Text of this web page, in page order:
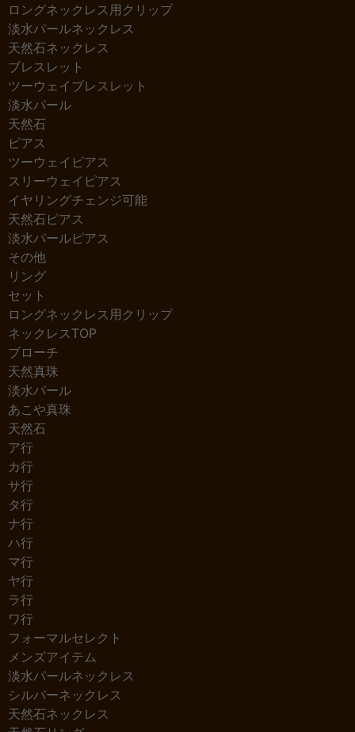
ロングネックレス用クリップ
淡水パールネックレス
天然石ネックレス
ブレスレット
ツーウェイブレスレット
淡水パール
天然石
ピアス
ツーウェイピアス
スリーウェイピアス
イヤリングチェンジ可能
天然石ピアス
淡水パールピアス
その他
リング
セット
ロングネックレス用クリップ
ネックレスTOP
ブローチ
天然真珠
淡水パール
あこや真珠
天然石
ア行
カ行
サ行
タ行
ナ行
ハ行
マ行
ヤ行
ラ行
ワ行
フォーマルセレクト
メンズアイテム
淡水パールネックレス
シルバーネックレス
天然石ネックレス